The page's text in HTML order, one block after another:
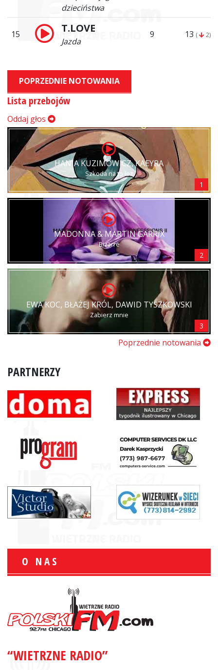
dzieciństwa
15 T.LOVE
Jazda
9 13 ( 2)
POPRZEDNIE NOTOWANIA
Lista przebojów
Oddaj głos
HANIA KUZIMOWICZ, KAEYRA
Szkoda na to łez
1
MADONNA & MARTIN GARRIX
Bizarre
2
EWA KOC, BŁAŻEJ KRÓL, DAWID TYSZKOWSKI
Zabierz mnie
3
Poprzednie notowania
PARTNERZY
O NAS
“WIETRZNE RADIO”